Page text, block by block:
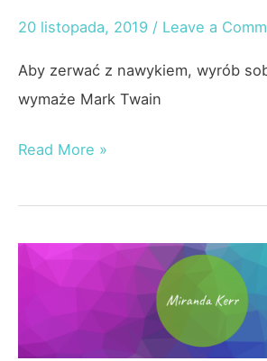
20 listopada, 2019 / Leave a
Aby zer­wać z na­wykiem, wyrób
wymaże Mark Twain
Mark
–
Read More »